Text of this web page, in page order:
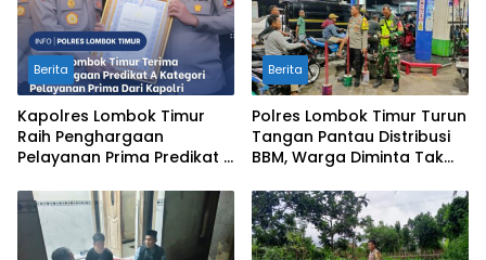
Berita
Kapolres Lombok Timur
Raih Penghargaan
Pelayanan Prima Predikat A
Berita
Polres Lombok Timur Turun
Tangan Pantau Distribusi
BBM, Warga Diminta Tak